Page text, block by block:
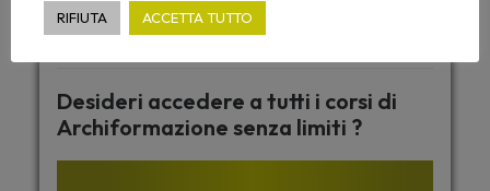
Dispense corso e video sempre disponibili
Desideri accedere a tutti i corsi di
Archiformazione senza limiti ?
RIFIUTA ACCETTA TUTTO